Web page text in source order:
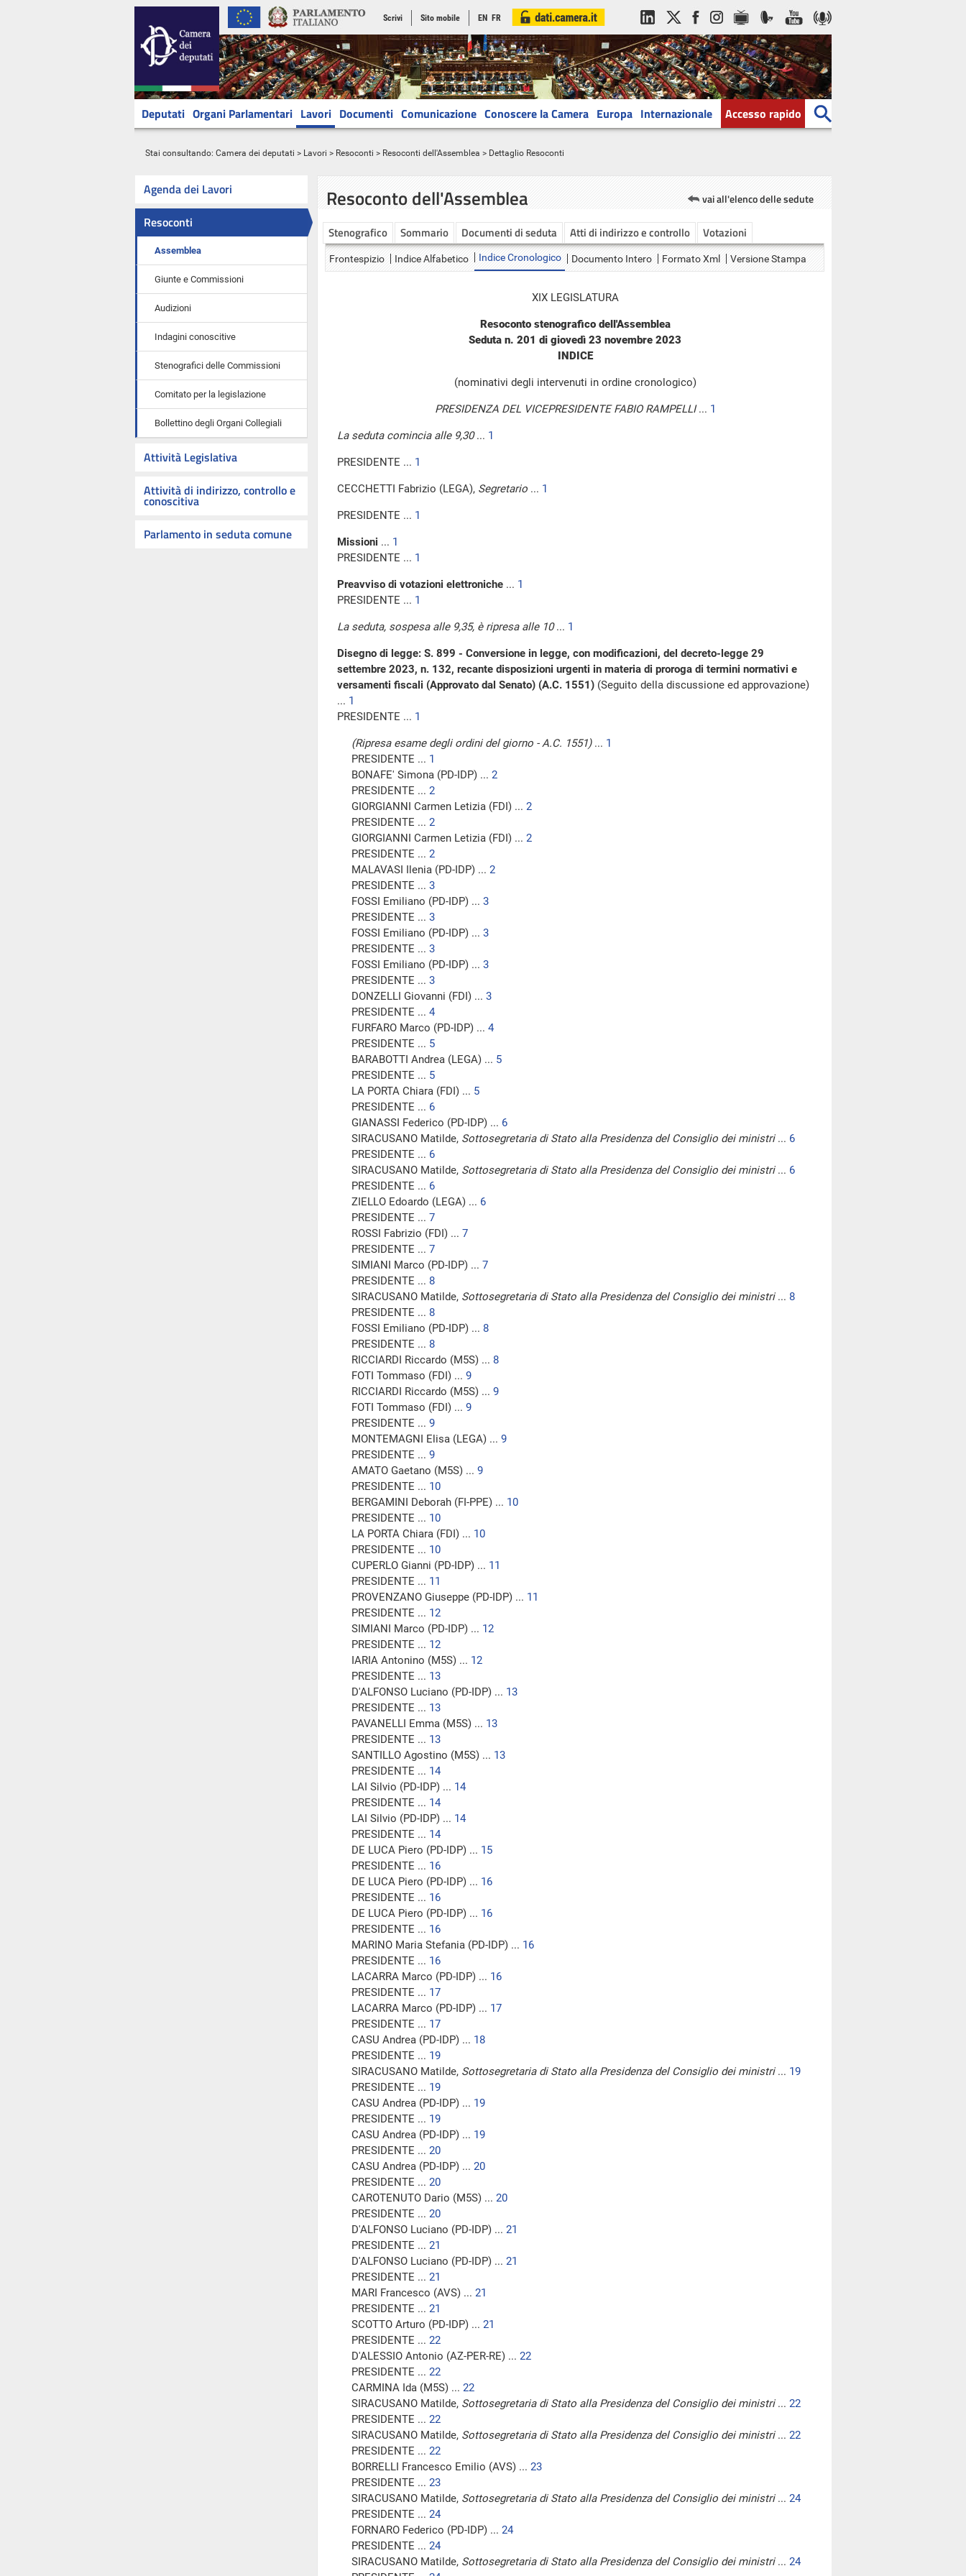
Scrivi Sito mobile EN FR
Deputati Organi Parlamentari Lavori Documenti Comunicazione Conoscere la Camera Europa Internazionale Accesso rapido
Stai consultando: Camera dei deputati > Lavori > Resoconti > Resoconti dell'Assemblea > Dettaglio Resoconti
Agenda dei Lavori
Resoconti
Assemblea
Giunte e Commissioni
Audizioni
Indagini conoscitive
Stenografici delle Commissioni
Comitato per la legislazione
Bollettino degli Organi Collegiali
Attività Legislativa
Attività di indirizzo, controllo e
conoscitiva
Parlamento in seduta comune
Resoconto dell'Assemblea vai all'elenco delle sedute
Stenografico Sommario Documenti di seduta Atti di indirizzo e controllo Votazioni
Frontespizio Indice Alfabetico Indice Cronologico Documento Intero Formato Xml Versione Stampa
XIX LEGISLATURA
Resoconto stenografico dell'Assemblea
Seduta n. 201 di giovedì 23 novembre 2023
INDICE
(nominativi degli intervenuti in ordine cronologico)
PRESIDENZA DEL VICEPRESIDENTE FABIO RAMPELLI... 1
La seduta comincia alle 9,30... 1
PRESIDENTE ... 1
CECCHETTI Fabrizio (LEGA), Segretario ... 1
PRESIDENTE ... 1
Missioni ... 1
PRESIDENTE ... 1
Preavviso di votazioni elettroniche ... 1
PRESIDENTE ... 1
La seduta, sospesa alle 9,35, è ripresa alle 10... 1
Disegno di legge: S. 899 - Conversione in legge, con modificazioni, del decreto-legge 29
settembre 2023, n. 132, recante disposizioni urgenti in materia di proroga di termini normativi e
versamenti fiscali (Approvato dal Senato) (A.C. 1551) (Seguito della discussione ed approvazione)
... 1
PRESIDENTE ... 1
(Ripresa esame degli ordini del giorno - A.C. 1551)... 1
PRESIDENTE ... 1
BONAFE' Simona (PD-IDP) ... 2
PRESIDENTE ... 2
GIORGIANNI Carmen Letizia (FDI) ... 2
PRESIDENTE ... 2
GIORGIANNI Carmen Letizia (FDI) ... 2
PRESIDENTE ... 2
MALAVASI Ilenia (PD-IDP) ... 2
PRESIDENTE ... 3
FOSSI Emiliano (PD-IDP) ... 3
PRESIDENTE ... 3
FOSSI Emiliano (PD-IDP) ... 3
PRESIDENTE ... 3
FOSSI Emiliano (PD-IDP) ... 3
PRESIDENTE ... 3
DONZELLI Giovanni (FDI) ... 3
PRESIDENTE ... 4
FURFARO Marco (PD-IDP) ... 4
PRESIDENTE ... 5
BARABOTTI Andrea (LEGA) ... 5
PRESIDENTE ... 5
LA PORTA Chiara (FDI) ... 5
PRESIDENTE ... 6
GIANASSI Federico (PD-IDP) ... 6
SIRACUSANO Matilde, Sottosegretaria di Stato alla Presidenza del Consiglio dei ministri... 6
PRESIDENTE ... 6
SIRACUSANO Matilde, Sottosegretaria di Stato alla Presidenza del Consiglio dei ministri... 6
PRESIDENTE ... 6
ZIELLO Edoardo (LEGA) ... 6
PRESIDENTE ... 7
ROSSI Fabrizio (FDI) ... 7
PRESIDENTE ... 7
SIMIANI Marco (PD-IDP) ... 7
PRESIDENTE ... 8
SIRACUSANO Matilde, Sottosegretaria di Stato alla Presidenza del Consiglio dei ministri... 8
PRESIDENTE ... 8
FOSSI Emiliano (PD-IDP) ... 8
PRESIDENTE ... 8
RICCIARDI Riccardo (M5S) ... 8
FOTI Tommaso (FDI) ... 9
RICCIARDI Riccardo (M5S) ... 9
FOTI Tommaso (FDI) ... 9
PRESIDENTE ... 9
MONTEMAGNI Elisa (LEGA) ... 9
PRESIDENTE ... 9
AMATO Gaetano (M5S) ... 9
PRESIDENTE ... 10
BERGAMINI Deborah (FI-PPE) ... 10
PRESIDENTE ... 10
LA PORTA Chiara (FDI) ... 10
PRESIDENTE ... 10
CUPERLO Gianni (PD-IDP) ... 11
PRESIDENTE ... 11
PROVENZANO Giuseppe (PD-IDP) ... 11
PRESIDENTE ... 12
SIMIANI Marco (PD-IDP) ... 12
PRESIDENTE ... 12
IARIA Antonino (M5S) ... 12
PRESIDENTE ... 13
D'ALFONSO Luciano (PD-IDP) ... 13
PRESIDENTE ... 13
PAVANELLI Emma (M5S) ... 13
PRESIDENTE ... 13
SANTILLO Agostino (M5S) ... 13
PRESIDENTE ... 14
LAI Silvio (PD-IDP) ... 14
PRESIDENTE ... 14
LAI Silvio (PD-IDP) ... 14
PRESIDENTE ... 14
DE LUCA Piero (PD-IDP) ... 15
PRESIDENTE ... 16
DE LUCA Piero (PD-IDP) ... 16
PRESIDENTE ... 16
DE LUCA Piero (PD-IDP) ... 16
PRESIDENTE ... 16
MARINO Maria Stefania (PD-IDP) ... 16
PRESIDENTE ... 16
LACARRA Marco (PD-IDP) ... 16
PRESIDENTE ... 17
LACARRA Marco (PD-IDP) ... 17
PRESIDENTE ... 17
CASU Andrea (PD-IDP) ... 18
PRESIDENTE ... 19
SIRACUSANO Matilde, Sottosegretaria di Stato alla Presidenza del Consiglio dei ministri... 19
PRESIDENTE ... 19
CASU Andrea (PD-IDP) ... 19
PRESIDENTE ... 19
CASU Andrea (PD-IDP) ... 19
PRESIDENTE ... 20
CASU Andrea (PD-IDP) ... 20
PRESIDENTE ... 20
CAROTENUTO Dario (M5S) ... 20
PRESIDENTE ... 20
D'ALFONSO Luciano (PD-IDP) ... 21
PRESIDENTE ... 21
D'ALFONSO Luciano (PD-IDP) ... 21
PRESIDENTE ... 21
MARI Francesco (AVS) ... 21
PRESIDENTE ... 21
SCOTTO Arturo (PD-IDP) ... 21
PRESIDENTE ... 22
D'ALESSIO Antonio (AZ-PER-RE) ... 22
PRESIDENTE ... 22
CARMINA Ida (M5S) ... 22
SIRACUSANO Matilde, Sottosegretaria di Stato alla Presidenza del Consiglio dei ministri... 22
PRESIDENTE ... 22
SIRACUSANO Matilde, Sottosegretaria di Stato alla Presidenza del Consiglio dei ministri... 22
PRESIDENTE ... 22
BORRELLI Francesco Emilio (AVS) ... 23
PRESIDENTE ... 23
SIRACUSANO Matilde, Sottosegretaria di Stato alla Presidenza del Consiglio dei ministri... 24
PRESIDENTE ... 24
FORNARO Federico (PD-IDP) ... 24
PRESIDENTE ... 24
SIRACUSANO Matilde, Sottosegretaria di Stato alla Presidenza del Consiglio dei ministri... 24